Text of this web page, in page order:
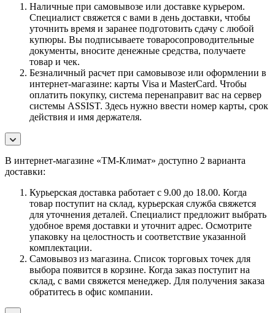
Наличные при самовывозе или доставке курьером.
Специалист свяжется с вами в день доставки, чтобы
уточнить время и заранее подготовить сдачу с любой
купюры. Вы подписываете товаросопроводительные
документы, вносите денежные средства, получаете
товар и чек.
Безналичный расчет при самовывозе или оформлении в
интернет-магазине: карты Visa и MasterCard. Чтобы
оплатить покупку, система перенаправит вас на сервер
системы ASSIST. Здесь нужно ввести номер карты, срок
действия и имя держателя.
В интернет-магазине «ТМ-Климат» доступно 2 варианта
доставки:
Курьерская доставка работает с 9.00 до 18.00. Когда
товар поступит на склад, курьерская служба свяжется
для уточнения деталей. Специалист предложит выбрать
удобное время доставки и уточнит адрес. Осмотрите
упаковку на целостность и соответствие указанной
комплектации.
Самовывоз из магазина. Список торговых точек для
выбора появится в корзине. Когда заказ поступит на
склад, с вами свяжется менеджер. Для получения заказа
обратитесь в офис компании.